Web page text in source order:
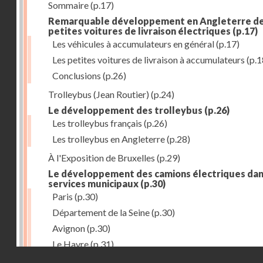
Sommaire(p.17)
Remarquable développement en Angleterre
petites voitures de livraison électriques (p.17)
Les véhicules à accumulateurs en général(p.17)
Les petites voitures de livraison à accumulateurs
Conclusions (p.26)
Trolleybus (Jean Routier) (p.24)
Le développement des trolleybus (p.26)
Les trolleybus français (p.26)
Les trolleybus en Angleterre(p.28)
À l'Exposition de Bruxelles (p.29)
Le développement des camions électriques
services municipaux (p.30)
Paris (p.30)
Département de la Seine(p.30)
Avignon(p.30)
Le Havre(p.31)